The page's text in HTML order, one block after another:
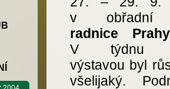
v obřadní
radnice
V týdnu
výstavou byl
všelijaký.